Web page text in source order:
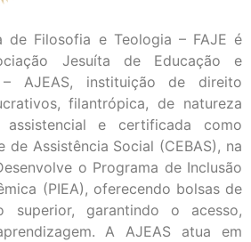
de Filosofia e Teologia – FAJE é
Jesuíta de Educação e
– AJEAS, instituição de direito
filantrópica, de natureza
assistencial e certificada como
de Assistência Social (CEBAS), na
o Programa de Inclusão
(PIEA), oferecendo bolsas de
superior, garantindo o acesso,
A AJEAS atua em